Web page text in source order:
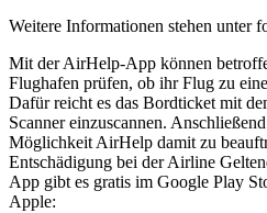
Weitere Informationen stehen unter
Mit der AirHelp-App können
Flughafen prüfen, ob ihr Flug zu
Dafür reicht es das Bordticket mit
Scanner einzuscannen.
Möglichkeit AirHelp damit zu
Entschädigung bei der Airline
App gibt es gratis im Google Play
Apple: